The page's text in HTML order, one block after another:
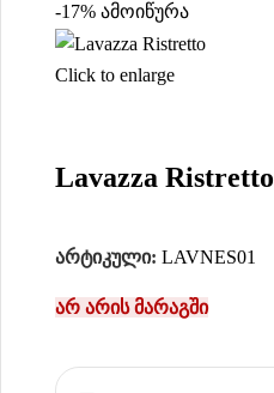
-17% ამოიწურა
Click to enlarge
Lavazza Ristretto
არტიკული: LAVNES01
არ არის მარაგში